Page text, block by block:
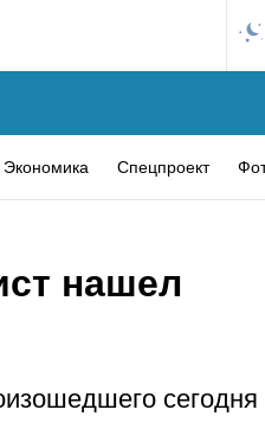
Экономика Спецпроект
нашел
сегодня